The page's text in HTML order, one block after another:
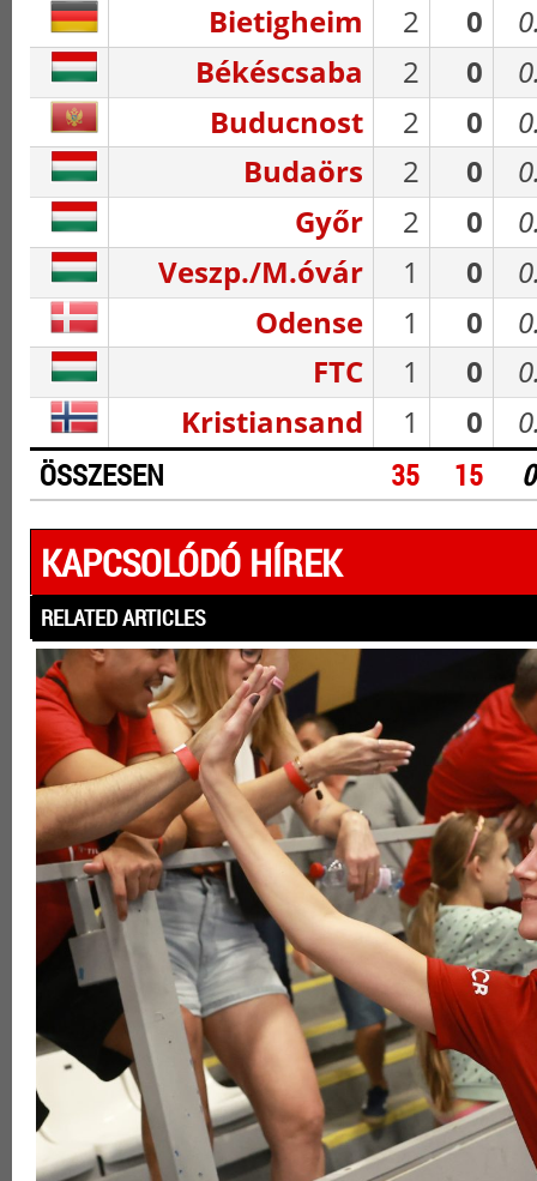
Bietigheim
2 0
Békéscsaba
2 0
Buducnost
2 0
Budaörs
2 0
Győr
2 0
Veszp./M.óvár
1 0
Odense
1 0
FTC
1 0
Kristiansand
1 0
ÖSSZESEN 35 15
KAPCSOLÓDÓ HÍREK
RELATED ARTICLES